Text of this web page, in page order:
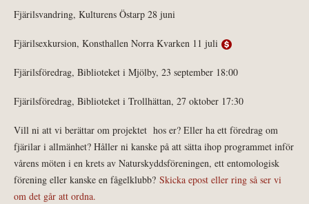
Fjärilsvandring, Kulturens Östarp 28 juni
Fjärilsexkursion, Konsthallen Norra Kvarken 11 juli
Fjärilsföredrag, Biblioteket i Mjölby, 23 september 18:00
Fjärilsföredrag, Biblioteket i Trollhättan, 27 oktober 17:30
Vill ni att vi berättar om projektet hos er? Eller ha ett föredrag om
fjärilar i allmänhet? Håller ni kanske på att sätta ihop programmet inför
vårens möten i en krets av Naturskyddsföreningen, ett entomologisk
förening eller kanske en fågelklubb? Skicka epost eller ring så ser vi
om det går att ordna.